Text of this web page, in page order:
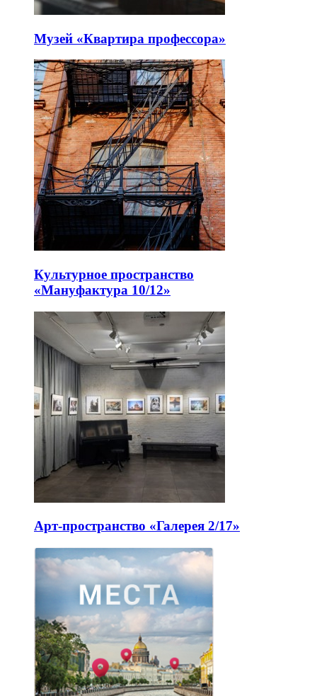
Музей «Квартира профессора»
Культурное пространство
«Мануфактура 10/12»
Арт-пространство «Галерея 2/17»